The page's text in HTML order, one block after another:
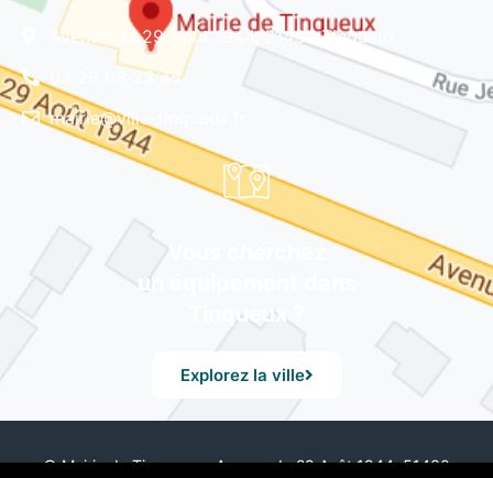
Avenue du 29 Août 1944, 51430 Tinqueux
03 26 08 23 45
mairie@ville-tinqueux.fr
Vous cherchez
un équipement dans
Tinqueux ?
Explorez la ville
© Mairie de Tinqueux – Avenue du 29 Août 1944, 51430